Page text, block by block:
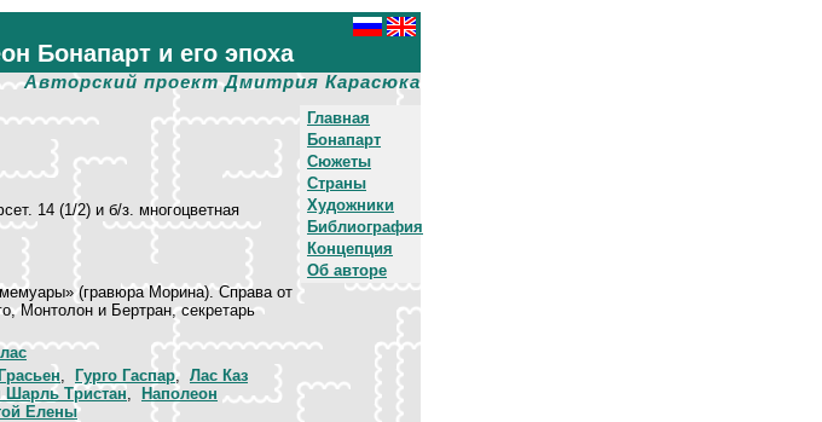
Бонапарт и его эпоха
Авторский проект Дмитрия Карасюка
Главная
Бонапарт
Сюжеты
Страны
Художники
Библиография
Концепция
Об авторе
14 (1/2) и б/з. многоцветная
(гравюра Морина). Справа от
Монтолон и Бертран, секретарь
, Гурго Гаспар, Лас Каз
Шарль Тристан,
Наполеон
Елены